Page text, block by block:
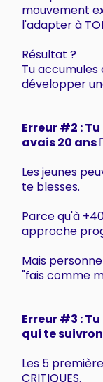
mouvement
l'adapter à
Résultat ?
Tu accumules
développer
Erreur #2 :
avais 20 ans
Les jeunes
te blesses.
Parce qu'à
approche
Mais
"fais comme
Erreur #3 :
qui te
Les 5
CRITIQUES.